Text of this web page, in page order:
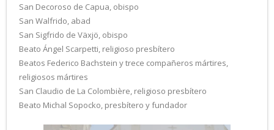
San Decoroso de Capua, obispo
San Walfrido, abad
San Sigfrido de Växjö, obispo
Beato Ángel Scarpetti, religioso presbítero
Beatos Federico Bachstein y trece compañeros mártires,
religiosos mártires
San Claudio de La Colombière, religioso presbítero
Beato Michal Sopocko, presbítero y fundador